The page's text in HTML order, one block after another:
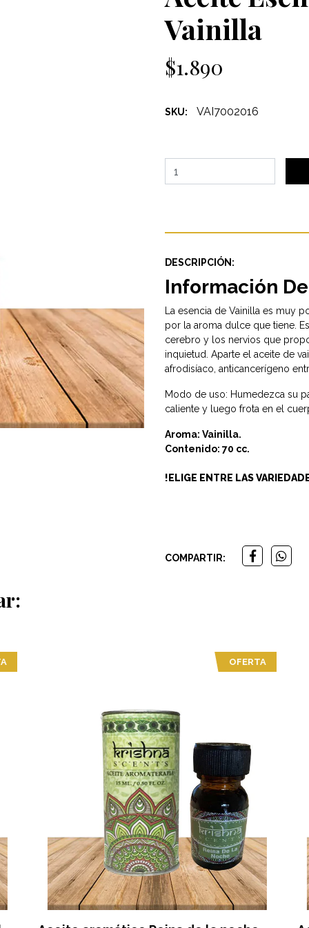
Vainilla
$1.890
SKU: VAI7002016
DESCRIPCIÓN:
Información
La esencia de Vainilla es muy
por la aroma dulce que tiene.
cerebro y los nervios que
inquietud. Aparte el aceite de
afrodisíaco, anticancerígeno
Modo de uso: Humedezca su
caliente y luego frota en el
Aroma: Vainilla.
Contenido: 70 cc.
!ELIGE ENTRE LAS
COMPARTIR:
OFERTA